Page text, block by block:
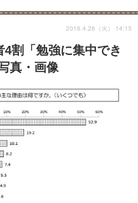
割「勉強に集中でき
真・画像
2016.4.26（火） 14:15